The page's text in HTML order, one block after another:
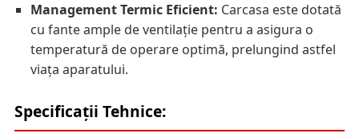
Management Termic Eficient: Carcasa este dotată
cu fante ample de ventilație pentru a asigura o
temperatură de operare optimă, prelungind astfel
viața aparatului.
Specificații Tehnice: